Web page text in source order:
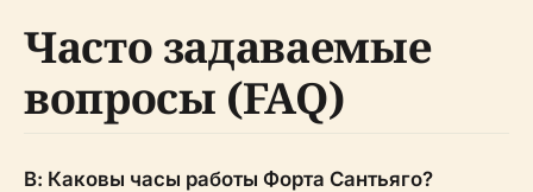
Часто задаваемые
вопросы (FAQ)
В: Каковы часы работы Форта Сантьяго?